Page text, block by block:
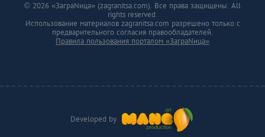
Developed by
© 2026 «ЗаграNица» (zagranitsa.com). Все права защищены. All
rights reserved.
Использование материалов zagranitsa.com разрешено только с
предварительного согласия правообладателей.
Правила пользования порталом «ЗаграNица»